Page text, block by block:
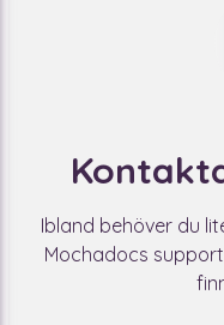
Ibland behöver du
Mochadocs